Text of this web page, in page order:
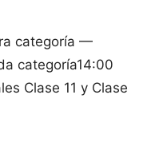
categoría —
categoría14:00
Clase 11 y Clase